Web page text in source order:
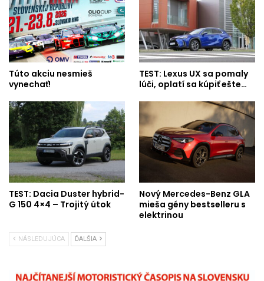
Túto akciu nesmieš
vynechať!
TEST: Lexus UX sa pomaly
lúči, oplatí sa kúpiť ešte…
TEST: Dacia Duster hybrid-
G 150 4×4 – Trojitý útok
Nový Mercedes-Benz GLA
mieša gény bestselleru s
elektrinou
NÁSLEDUJÚCA ĎALŠIA